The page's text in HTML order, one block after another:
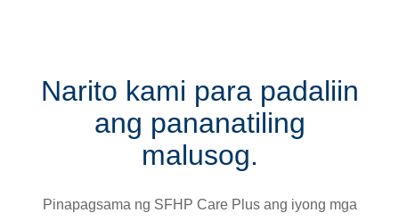
Narito kami para padaliin
ang pananatiling
malusog.
Pinapagsama ng SFHP Care Plus ang iyong mga